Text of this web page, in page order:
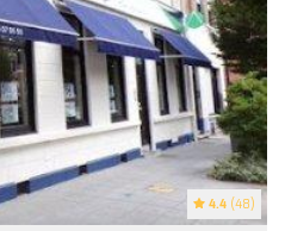
4.4 (48)